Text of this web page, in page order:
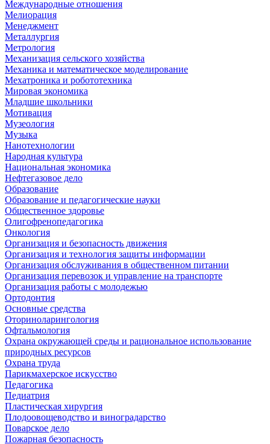
Международные отношения
Мелиорация
Менеджмент
Металлургия
Метрология
Механизация сельского хозяйства
Механика и математическое моделирование
Мехатроника и робототехника
Мировая экономика
Младшие школьники
Мотивация
Музеология
Музыка
Нанотехнологии
Народная культура
Национальная экономика
Нефтегазовое дело
Образование
Образование и педагогические науки
Общественное здоровье
Олигофренопедагогика
Онкология
Организация и безопасность движения
Организация и технология защиты информации
Организация обслуживания в общественном питании
Организация перевозок и управление на транспорте
Организация работы с молодежью
Ортодонтия
Основные средства
Оториноларингология
Офтальмология
Охрана окружающей среды и рациональное использование
природных ресурсов
Охрана труда
Парикмахерское искусство
Педагогика
Педиатрия
Пластическая хирургия
Плодоовощеводство и виноградарство
Поварское дело
Пожарная безопасность